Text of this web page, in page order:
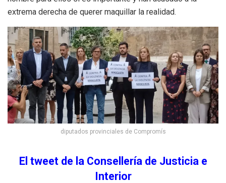
extrema derecha de querer maquillar la realidad.
diputados provinciales de Compromís
El tweet de la Consellería de Justicia e
Interior